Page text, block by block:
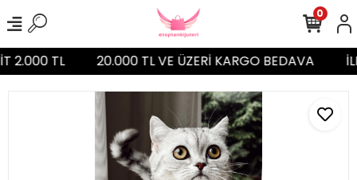
2.000 TL 20.000 TL VE ÜZERİ KARGO BEDAVA
0